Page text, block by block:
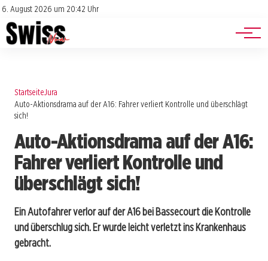
6. August 2026 um 20:42 Uhr
Impressum
Datenschutz
Jobs
Events
StartseiteJura
Auto-Aktionsdrama auf der A16: Fahrer verliert Kontrolle und überschlägt
sich!
Auto-Aktionsdrama auf der A16:
Fahrer verliert Kontrolle und
überschlägt sich!
Ein Autofahrer verlor auf der A16 bei Bassecourt die Kontrolle
und überschlug sich. Er wurde leicht verletzt ins Krankenhaus
gebracht.